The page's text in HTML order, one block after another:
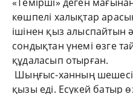
көшпелі халықтар
ішінен қыз алыспайтын
сондықтан үнемі өзге
құдаласып отырған.
Шыңғыс-ханның
қызы еді. Есукей батыр